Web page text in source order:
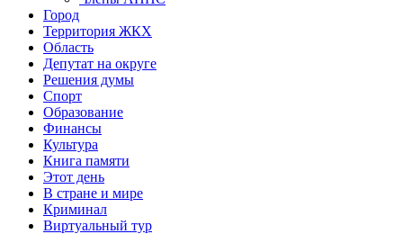
Город
Территория ЖКХ
Область
Депутат на округе
Решения думы
Спорт
Образование
Финансы
Культура
Книга памяти
Этот день
В стране и мире
Криминал
Виртуальный тур